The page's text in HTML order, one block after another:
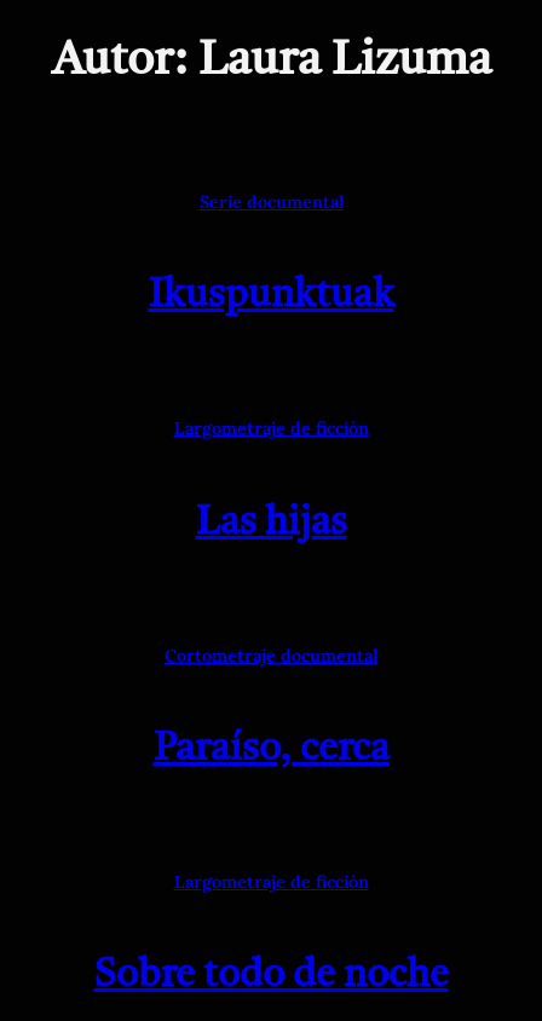
Autor: Laura Lizuma
Serie documental
Ikuspunktuak
Largometraje de ficción
Las hijas
Cortometraje documental
Paraíso, cerca
Largometraje de ficción
Sobre todo de noche